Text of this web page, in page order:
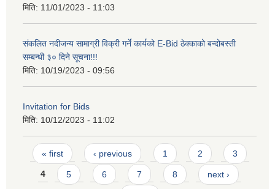
मिति: 11/01/2023 - 11:03
संकलित नदीजन्य सामाग्री विक्री गर्ने कार्यको E-Bid ठेक्काको बन्दोबस्ती
सम्बन्धी ३० दिने सूचना!!!
मिति: 10/19/2023 - 09:56
Invitation for Bids
मिति: 10/12/2023 - 11:02
Pages
« first ‹ previous 1 2 3
4 5 6 7 8 next ›